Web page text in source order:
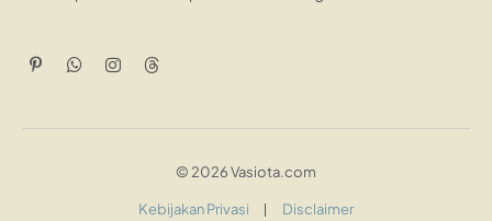
PinterestWhatsApp
InstagramThreads
© 2026 Vasiota.com
Kebijakan Privasi Disclaimer